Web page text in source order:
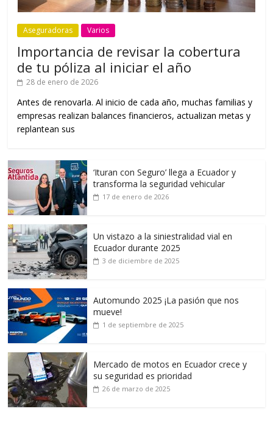
Aseguradoras Varios
Importancia de revisar la cobertura
de tu póliza al iniciar el año
28 de enero de 2026
Antes de renovarla. Al inicio de cada año, muchas familias y
empresas realizan balances financieros, actualizan metas y
replantean sus
‘Ituran con Seguro’ llega a Ecuador y
transforma la seguridad vehicular
17 de enero de 2026
Un vistazo a la siniestralidad vial en
Ecuador durante 2025
3 de diciembre de 2025
Automundo 2025 ¡La pasión que nos
mueve!
1 de septiembre de 2025
Mercado de motos en Ecuador crece y
su seguridad es prioridad
26 de marzo de 2025